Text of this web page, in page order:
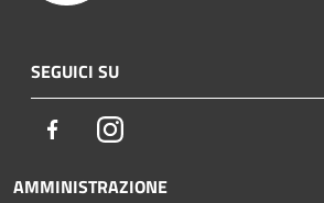
SEGUICI SU
FacebookInstagram
AMMINISTRAZIONE